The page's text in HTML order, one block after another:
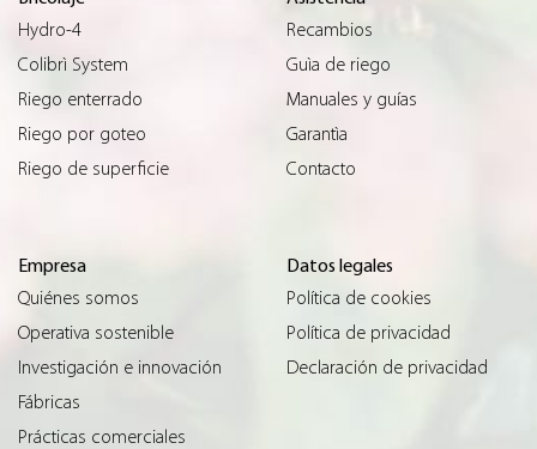
Hydro-4
Colibrì System
Riego enterrado
Riego por goteo
Riego de superficie
Recambios
Guìa de riego
Manuales y guías
Garantìa
Contacto
Empresa
Quiénes somos
Operativa sostenible
Investigación e innovación
Fábricas
Prácticas comerciales
Datos legales
Política de cookies
Política de privacidad
Declaración de privacidad